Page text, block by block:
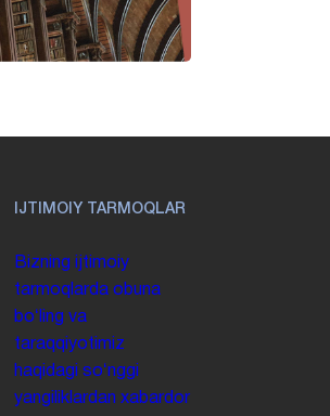
IJTIMOIY TARMOQLAR
Bizning ijtimoiy
tarmoqlarda obuna
boʻling va
taraqqiyotimiz
haqidagi soʻnggi
yangiliklardan xabardor